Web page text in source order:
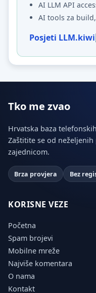
AI LLM API
AI tools za
Posjeti LLM.kiwi
Tko me zvao
Hrvatska baza
Zaštitite se od
zajednicom.
Brza provjera Bez
KORISNE VEZE
Početna
Spam brojevi
Mobilne mreže
Najviše komentara
O nama
Kontakt